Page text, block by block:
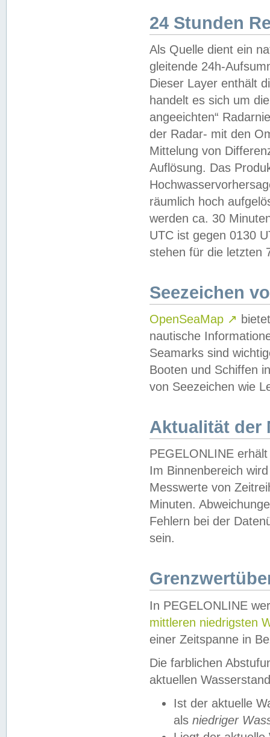
24 Stunden
Als Quelle dient ein
gleitende 24h-
Dieser Layer enthält
handelt es sich um
angeeichten“
der Radar- mit den
Mittelung von
Auflösung. Das
räumlich hoch
werden ca. 30
UTC ist gegen 0130
stehen für die letzten
Seezeichen
OpenSeaMap ↗
nautische
Seamarks sind
Booten und Schiffen
von Seezeichen wie
Aktualität der
PEGELONLINE
Im Binnenbereich
Messwerte von
Minuten.
Fehlern bei der
sein.
In PEGELONLINE
mittleren niedrigsten
einer Zeitspanne in
Die farblichen
aktuellen
Ist der aktuelle
als niedriger